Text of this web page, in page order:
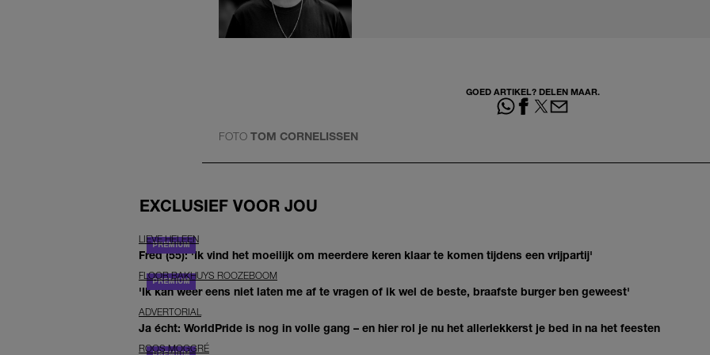
GOED ARTIKEL? DELEN MAAR.
FOTO TOM CORNELISSEN
EXCLUSIEF VOOR JOU
LIEVE HELEEN
Fred (55): 'Ik vind het moeilijk om meerdere keren klaar te komen tijdens een vrijpartij'
FLOOR BAKHUYS ROOZEBOOM
'Ik kan weer eens niet laten me af te vragen of ik wel de beste, braafste burger ben geweest'
ADVERTORIAL
Ja écht: WorldPride is nog in volle gang – en hier rol je nu het allerlekkerst je bed in na het feesten
ROOS MOGGRÉ